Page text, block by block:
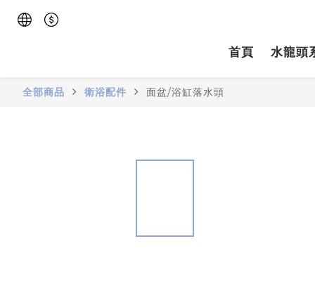
首頁 水龍頭
全部商品 衛浴配件 面盆/浴缸落水頭